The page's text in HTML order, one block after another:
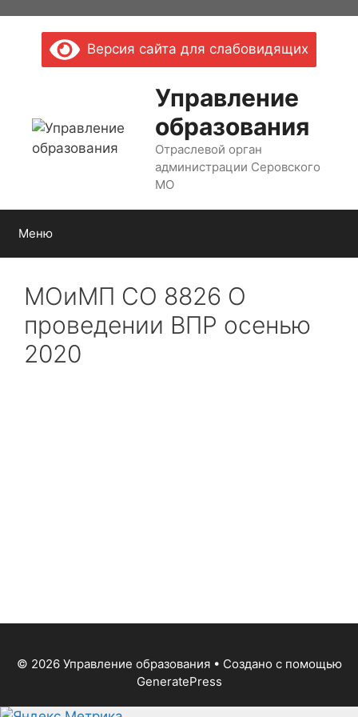
содержимомуВерсия сайта для слабовидящих
Управление
образования
Отраслевой орган
администрации Серовского
МО
Меню
МОиМП СО 8826 О
проведении ВПР осенью
2020
© 2026 Управление образования• Создано с помощью
GeneratePress